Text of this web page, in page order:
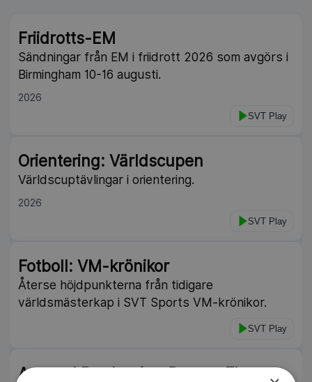
Friidrotts-EM
Sändningar från EM i friidrott 2026 som avgörs i
Birmingham 10-16 augusti.
2026
SVT Play
Orientering: Världscupen
Världscuptävlingar i orientering.
2026
SVT Play
Fotboll: VM-krönikor
Återse höjdpunkterna från tidigare
världsmästerkap i SVT Sports VM-krönikor.
SVT Play
Armand Duplantis – Born to Fly